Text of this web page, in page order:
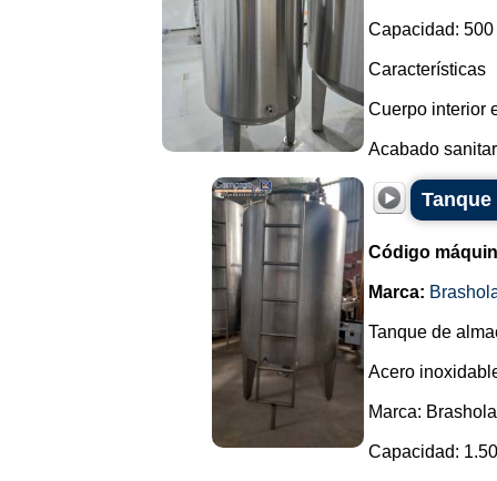
Capacidad: 500
Características
Cuerpo interior
Acabado
Código
Marca:
Tanque de
Acero
Marca:
Capacidad: